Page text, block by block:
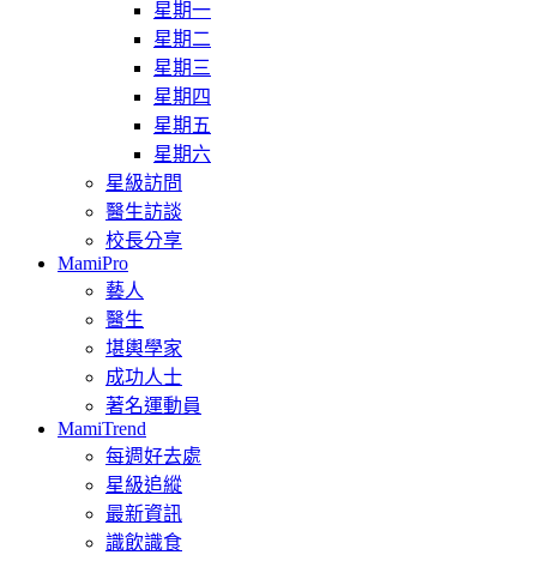
星期一
星期二
星期三
星期四
星期五
星期六
星級訪問
醫生訪談
校長分享
MamiPro
藝人
醫生
堪輿學家
成功人士
著名運動員
MamiTrend
每週好去處
星級追縱
最新資訊
識飲識食